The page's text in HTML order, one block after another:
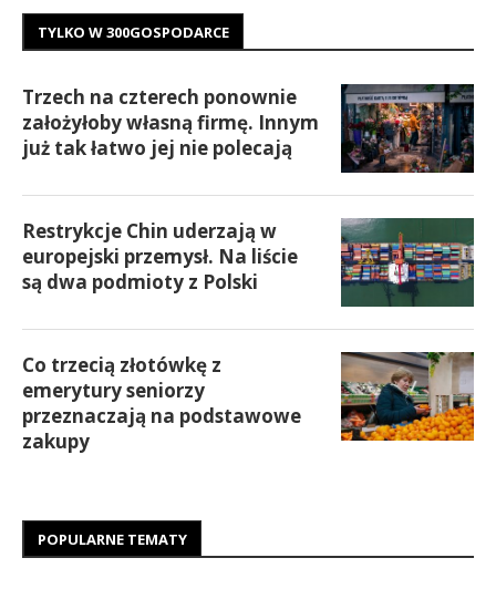
TYLKO W 300GOSPODARCE
Trzech na czterech ponownie
założyłoby własną firmę. Innym
już tak łatwo jej nie polecają
Restrykcje Chin uderzają w
europejski przemysł. Na liście
są dwa podmioty z Polski
Co trzecią złotówkę z
emerytury seniorzy
przeznaczają na podstawowe
zakupy
POPULARNE TEMATY